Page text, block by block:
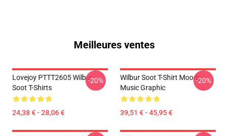
Meilleures ventes
Lovejoy PTTT2605 Wilbur
Soot T-Shirts
24,38 € - 28,06 €
-20%
Wilbur Soot T-Shirt Moody
Music Graphic
39,51 € - 45,95 €
-20%